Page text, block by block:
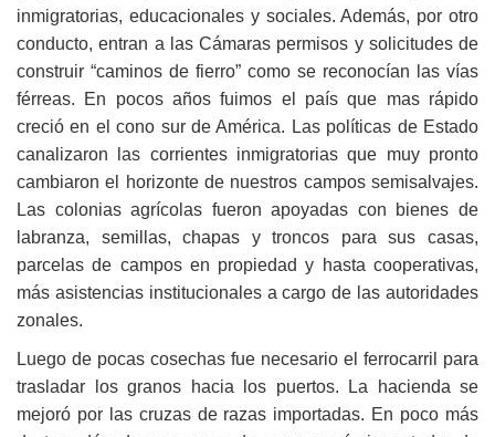
inmigratorias, educacionales y sociales. Además, por otro
conducto, entran a las Cámaras permisos y solicitudes de
construir “caminos de fierro” como se reconocían las vías
férreas. En pocos años fuimos el país que mas rápido
creció en el cono sur de América. Las políticas de Estado
canalizaron las corrientes inmigratorias que muy pronto
cambiaron el horizonte de nuestros campos semisalvajes.
Las colonias agrícolas fueron apoyadas con bienes de
labranza, semillas, chapas y troncos para sus casas,
parcelas de campos en propiedad y hasta cooperativas,
más asistencias institucionales a cargo de las autoridades
zonales.
Luego de pocas cosechas fue necesario el ferrocarril para
trasladar los granos hacia los puertos. La hacienda se
mejoró por las cruzas de razas importadas. En poco más